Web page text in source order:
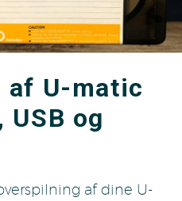
af U-matic
USB og
af dine U-